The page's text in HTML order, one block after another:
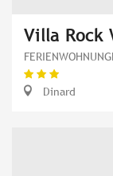
Villa Rock
Dinard